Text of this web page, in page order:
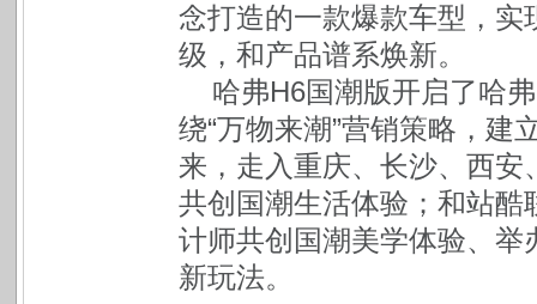
念打造的一款爆款车型，
级，和产品谱系焕新。
哈弗H6国潮版开启了哈
绕“万物来潮”营销策略，建
来，走入重庆、长沙、西
共创国潮生活体验；和站
计师共创国潮美学体验、
新玩法。